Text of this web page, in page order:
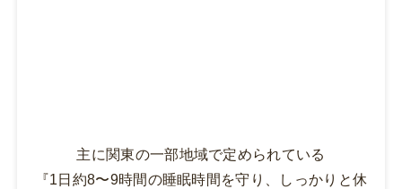
主に関東の一部地域で定められている
『1日約8〜9時間の睡眠時間を守り、しっかりと休